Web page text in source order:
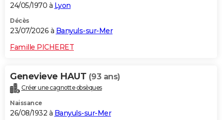
GUIDES D'ACHAT
BONS PLANS
CARTE DE VOEUX
Dictionnaire
Biographies
Citations
Expressions
Proverbes
PROGRAMME TV
COPAINS D'AVANT
24/05/1970 à Lyon
Décès
23/07/2026 à Banyuls-sur-Mer
Famille PICHERET
Genevieve HAUT (93 ans)
Créer une cagnotte obsèques
Naissance
26/08/1932 à Banyuls-sur-Mer